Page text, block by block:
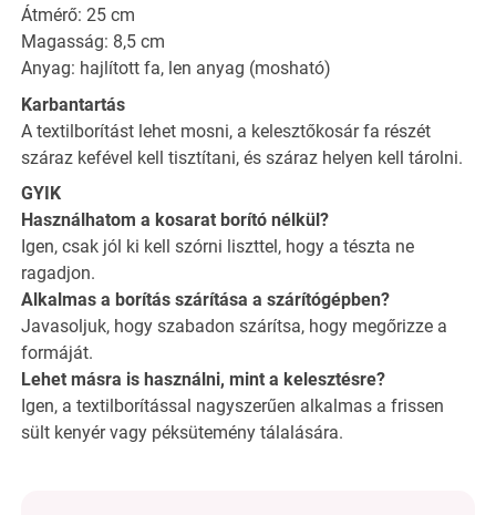
Átmérő: 25 cm
Magasság: 8,5 cm
Anyag: hajlított fa, len anyag (mosható)
Karbantartás
A textilborítást lehet mosni, a kelesztőkosár fa részét
száraz kefével kell tisztítani, és száraz helyen kell tárolni.
GYIK
Használhatom a kosarat borító nélkül?
Igen, csak jól ki kell szórni liszttel, hogy a tészta ne
ragadjon.
Alkalmas a borítás szárítása a szárítógépben?
Javasoljuk, hogy szabadon szárítsa, hogy megőrizze a
formáját.
Lehet másra is használni, mint a kelesztésre?
Igen, a textilborítással nagyszerűen alkalmas a frissen
sült kenyér vagy péksütemény tálalására.